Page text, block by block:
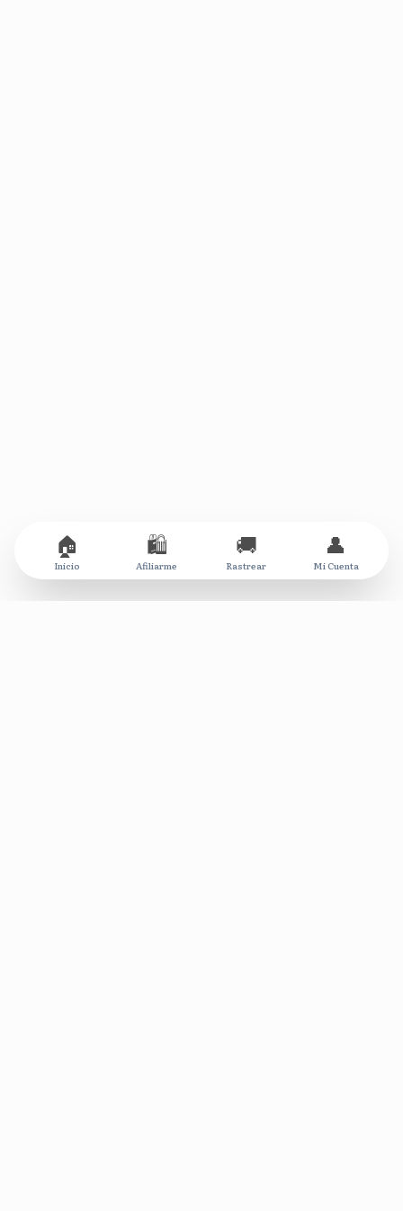
🏠
Inicio
🛍️
Afiliarme
🚚
Rastrear
👤
Mi Cuenta